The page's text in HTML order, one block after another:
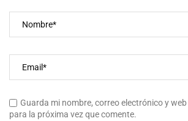
Guarda mi nombre, correo electrónico y
para la próxima vez que comente.